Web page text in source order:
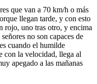
que van a 70 km/h o más
llegan tarde, y con esto
rojo, uno tras otro, y encima
no son capaces de
cuando el humilde
con la velocidad, llega al
apegado a las mañanas